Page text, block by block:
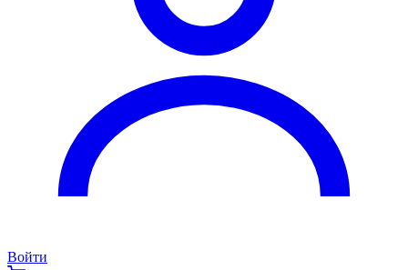
Войти